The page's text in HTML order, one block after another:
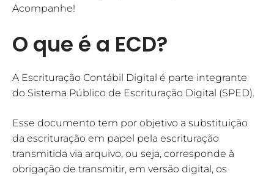
Acompanhe!
O que é a ECD?
A Escrituração Contábil Digital é parte integrante
do Sistema Público de Escrituração Digital (SPED).
Esse documento tem por objetivo a substituição
da escrituração em papel pela escrituração
transmitida via arquivo, ou seja, corresponde à
obrigação de transmitir, em versão digital, os